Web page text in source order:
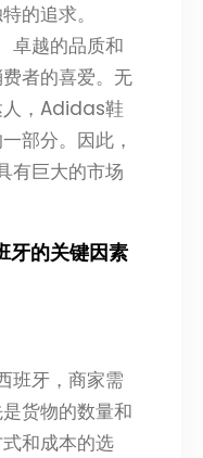
的追求。
卓越的品质和
者的喜爱。无
人，Adidas鞋
部分。因此，
有巨大的市场
的关键因素
班牙，商家需
货物的数量和
和成本的选